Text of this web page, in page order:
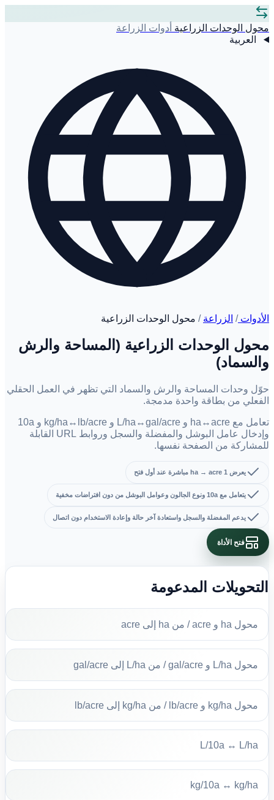
محول الوحدات الزراعية أدوات الزراعة
العربية
الأدوات/ الزراعة / محول الوحدات الزراعية
محول الوحدات الزراعية (المساحة والرش
والسماد)
حوّل وحدات المساحة والرش والسماد التي تظهر في العمل الحقلي
الفعلي من بطاقة واحدة مدمجة.
تعامل مع ha↔acre و L/ha↔gal/acre و kg/ha↔lb/acre و 10a
وإدخال عامل البوشل والمفضلة والسجل وروابط URL القابلة
للمشاركة من الصفحة نفسها.
يعرض 1 ha → acre مباشرة عند أول فتح
يتعامل مع 10a ونوع الجالون وعوامل البوشل من دون افتراضات مخفية
يدعم المفضلة والسجل واستعادة آخر حالة وإعادة الاستخدام دون اتصال
فتح الأداة
التحويلات المدعومة
محول ha و acre / من ha إلى acre
محول L/ha و gal/acre / من L/ha إلى gal/acre
محول kg/ha و lb/acre / من kg/ha إلى lb/acre
L/10a ↔ L/ha
kg/10a ↔ kg/ha